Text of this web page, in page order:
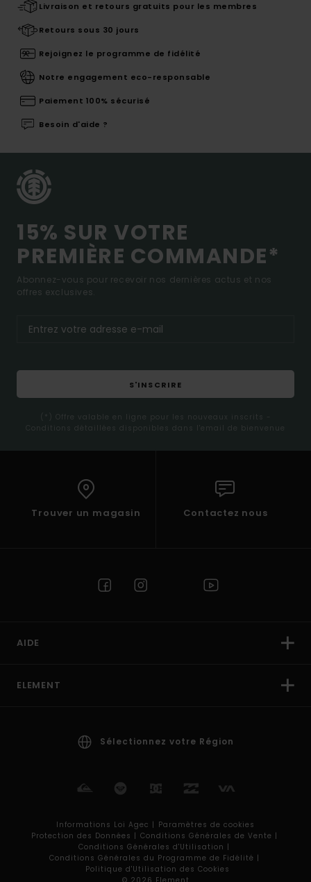
Livraison et retours gratuits pour les membres
Retours sous 30 jours
Rejoignez le programme de fidélité
Notre engagement eco-responsable
Paiement 100% sécurisé
Besoin d'aide ?
15% SUR VOTRE
PREMIÈRE COMMANDE*
Abonnez-vous pour recevoir nos dernières actus et nos
offres exclusives.
S'INSCRIRE
(*) Offre valable en ligne pour les nouveaux inscrits -
Conditions détaillées disponibles dans l'email de bienvenue
Trouver un magasin Contactez nous
AIDE
ELEMENT
Sélectionnez votre Région
Informations Loi Agec | Paramètres de cookies
Protection des Données | Conditions Générales de Vente |
Conditions Générales d'Utilisation |
Conditions Générales du Programme de Fidélité |
Politique d'Utilisation des Cookies